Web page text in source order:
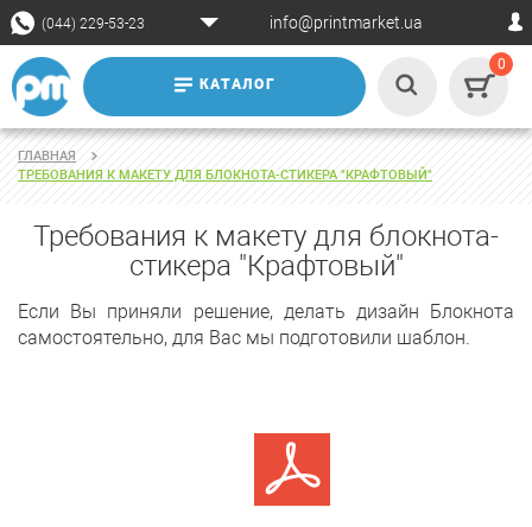
(044) 229-53-23 info@printmarket.ua
КАТАЛОГ
0
ГЛАВНАЯ
ТРЕБОВАНИЯ К МАКЕТУ ДЛЯ БЛОКНОТА-СТИКЕРА "КРАФТОВЫЙ"
Требования к макету для блокнота-
стикера "Крафтовый"
Если Вы приняли решение, делать дизайн Блокнота
самостоятельно, для Вас мы подготовили шаблон.